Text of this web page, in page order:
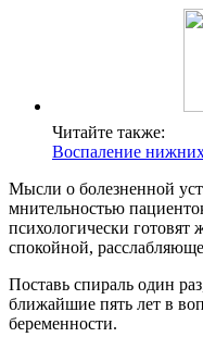
Читайте также:
Воспаление
Мысли о болезненной
мнительностью
психологически
спокойной,
Поставь спираль один
ближайшие пять лет в
беременности.